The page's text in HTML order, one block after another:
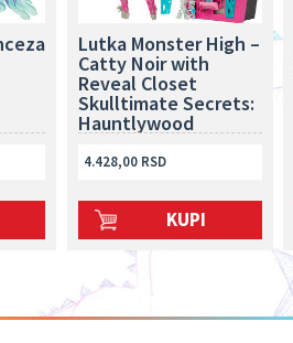
Lutka Monster High –
Catty Noir with
Reveal Closet
Skulltimate Secrets:
Hauntlywood
4.428,00 RSD
KUPI